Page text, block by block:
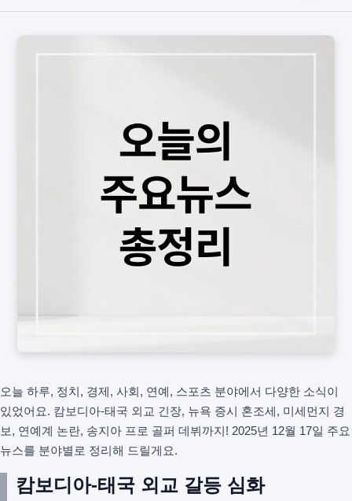
오늘 하루, 정치, 경제, 사회, 연예, 스포츠 분야에서 다양한 소식이
있었어요. 캄보디아-태국 외교 긴장, 뉴욕 증시 혼조세, 미세먼지 경
보, 연예계 논란, 송지아 프로 골퍼 데뷔까지! 2025년 12월 17일 주요
뉴스를 분야별로 정리해 드릴게요.
캄보디아-태국 외교 갈등 심화